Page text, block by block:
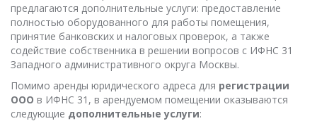
предлагаются дополнительные услуги: предоставление
полностью оборудованного для работы помещения,
принятие банковских и налоговых проверок, а также
содействие собственника в решении вопросов с ИФНС 31
Западного административного округа Москвы.
Помимо аренды юридического адреса для регистрации
ООО в ИФНС 31, в арендуемом помещении оказываются
следующие дополнительные услуги: